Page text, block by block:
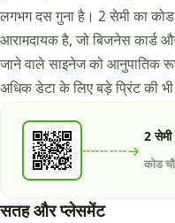
लगभग दस गुना है। 2 सेमी का
आरामदायक है, जो बिजनेस कार्ड
जाने वाले साइनेज को आनुपातिक
अधिक डेटा के लिए बड़े प्रिंट की
╌╌╌╌╌→
2
कोड
सतह और प्लेसमेंट